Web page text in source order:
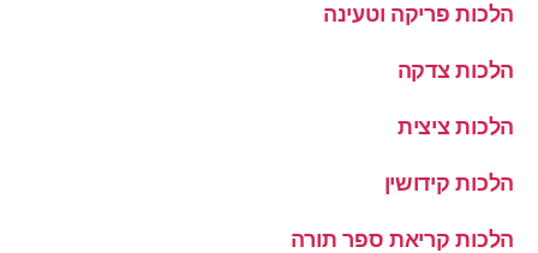
הלכות פריקה וטעינה
הלכות צדקה
הלכות ציצית
הלכות קידושין
הלכות קריאת ספר תורה